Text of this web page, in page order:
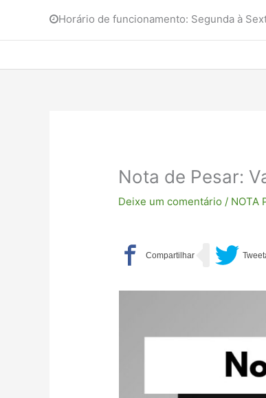
Horário de funcionamento: Segunda à
Nota de Pesar:
Deixe um comentário / NOTA